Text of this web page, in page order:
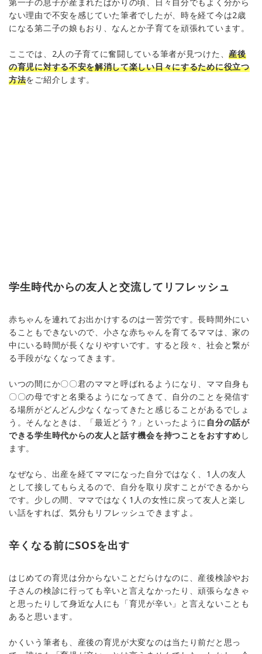
ない理由で不安を感じていた筆者でしたが、時を経て今は2歳
になる第二子の娘もおり、なんとか子育てを頑張れています。
ここでは、2人の子育てに奮闘している筆者が見つけた、産後
の育児に対する不安を解消して楽しい日々にするために役立つ
方法をご紹介します。
学生時代からの友人と交流してリフレッシュ
赤ちゃんを連れてお出かけするのは一苦労です。長時間外にい
ることもできないので、小さな赤ちゃんを育てるママは、家の
中にいる時間が長くなりやすいです。すると段々、社会と繋が
る手段がなくなってきます。
いつの間にか〇〇君のママと呼ばれるようになり、ママ自身も
〇〇の母ですと名乗るようになってきて、自分のことを発信す
る場所がどんどん少なくなってきたと感じることがあるでしょ
う。そんなときは、「最近どう？」といったように 自分の話が
できる学生時代からの友人と話す機会を持つことをおすすめ し
ます。
なぜなら、出産を経てママになった自分ではなく、1人の友人
として接してもらえるので、自分を取り戻すことができるから
です。少しの間、ママではなく1人の女性に戻って友人と楽し
い話をすれば、気分もリフレッシュできますよ。
辛くなる前にSOSを出す
はじめての育児は分からないことだらけなのに、産後検診やお
子さんの検診に行っても辛いと言えなかったり、頑張らなきゃ
と思ったりして身近な人にも「育児が辛い」と言えないことも
あると思います。
かくいう筆者も、産後の育児が大変なのは当たり前だと思っ